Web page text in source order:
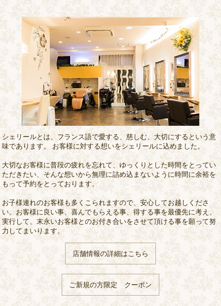
シェリールとは、フランス語で愛する、慈しむ、大切にするという意
味であります。 お客様に対する想いをシェリールに込めました。
大切なお客様に普段の疲れを忘れて、ゆっくりとした時間をとってい
ただきたい、そんな想いから無理に詰め込まないように時間に余裕を
もって予約をとっております。
お子様連れのお客様も多くこられますので、安心してお越しくださ
い。お客様に良い事、喜んでもらえる事、得する事を最優先に考え、
実行して、末永いお客様とのお付き合いをさせて頂ける事を願って努
力してまいります。
店舗情報の詳細はこちら
ご新規の方限定 クーポン